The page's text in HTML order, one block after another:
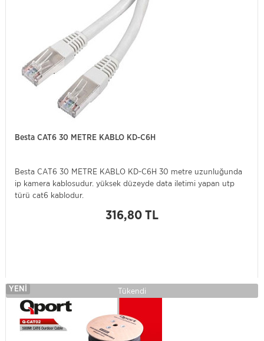
Besta CAT6 30 METRE KABLO KD-C6H
Besta CAT6 30 METRE KABLO KD-C6H 30 metre uzunluğunda
ip kamera kablosudur. yüksek düzeyde data iletimi yapan utp
türü cat6 kablodur.
316,80 TL
Tükendi
YENI